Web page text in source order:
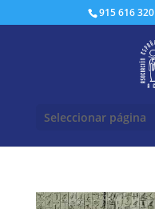
915 616 320
Seleccionar página